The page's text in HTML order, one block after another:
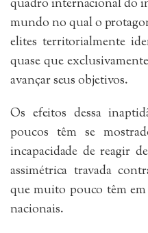
quadro internacional do
mundo no qual o
elites territorialmente
quase que
avançar seus objetivos.
Os efeitos dessa
poucos têm se
incapacidade de reagir
assimétrica travada
que muito pouco têm
nacionais.